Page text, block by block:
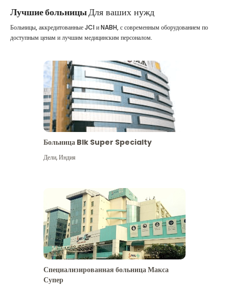
Лучшие больницыДля ваших нужд
Больницы, аккредитованные JCI и NABH, с современным оборудованием по
доступным ценам и лучшим медицинским персоналом.
Больница Blk Super Specialty
Дели,Индия
Специализированная больница Макса
Супер